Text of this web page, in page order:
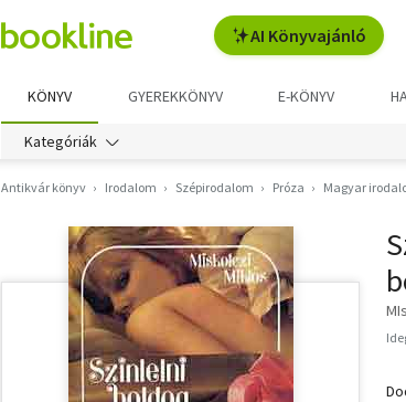
AI Könyvajánló
KÖNYV GYEREKKÖNYV E-KÖNYV
Kategóriák
Antikvár könyv Irodalom Szépirodalom Próza Magyar